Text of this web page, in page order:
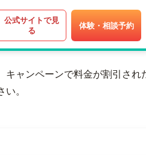
公式サイトで見
る
体験・相談予約
キャンペーンで料金が割引され
。